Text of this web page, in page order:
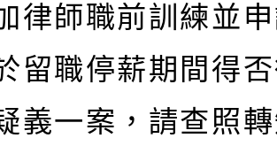
律師職前訓練並
留職停薪期間得
義一案，請查照